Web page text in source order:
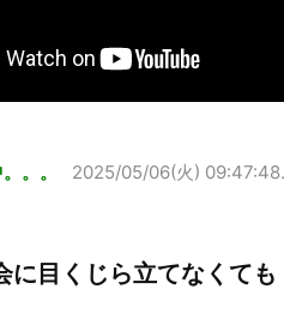
。。 2025/05/06(火)
に目くじら立てなくても